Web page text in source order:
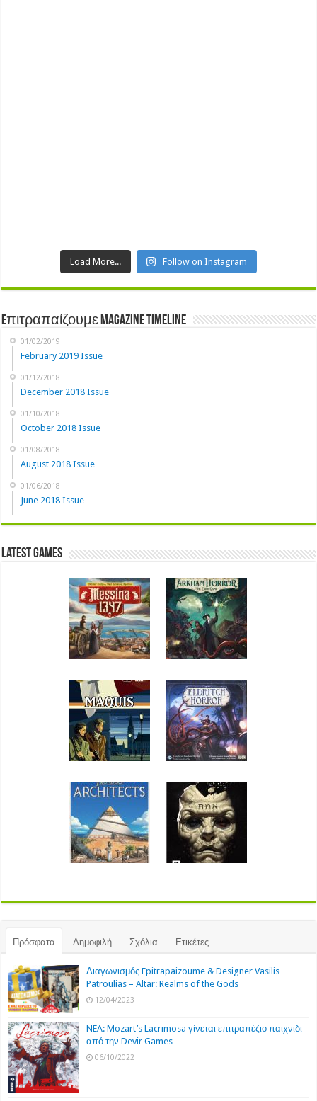
Load More... Follow on Instagram
Eπιτραπαίζουμε Magazine Timeline
01/02/2019
February 2019 Issue
01/12/2018
December 2018 Issue
01/10/2018
October 2018 Issue
01/08/2018
August 2018 Issue
01/06/2018
June 2018 Issue
Latest Games
Πρόσφατα Δημοφιλή Σχόλια Ετικέτες
Διαγωνισμός Epitrapaizoume & Designer Vasilis
Patroulias – Altar: Realms of the Gods
12/04/2023
NEA: Mozart’s Lacrimosa γίνεται επιτραπέζιο παιχνίδι
από την Devir Games
06/10/2022